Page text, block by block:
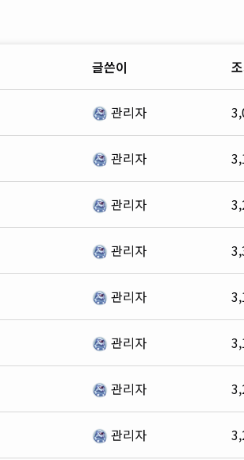
글쓴이
관리자
관리자
관리자
관리자
관리자
관리자
관리자
관리자